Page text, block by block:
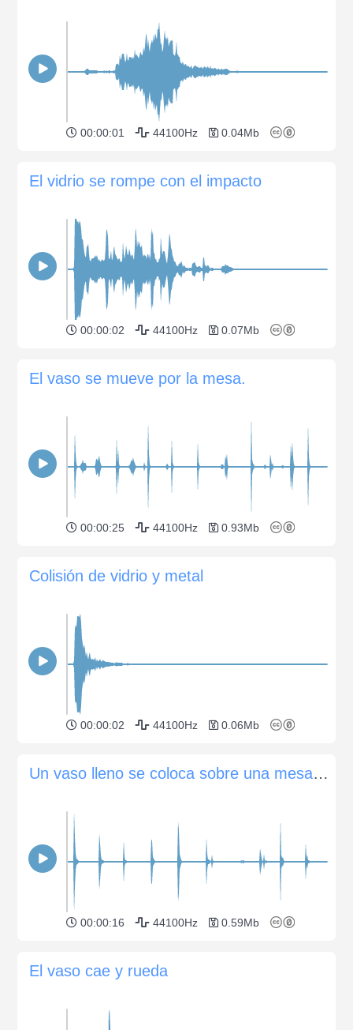
00:00:01 44100Hz 0.04Mb
El vidrio se rompe con el impacto
00:00:02 44100Hz 0.07Mb
El vaso se mueve por la mesa.
00:00:25 44100Hz 0.93Mb
Colisión de vidrio y metal
00:00:02 44100Hz 0.06Mb
Un vaso lleno se coloca sobre una mesa de madera.
00:00:16 44100Hz 0.59Mb
El vaso cae y rueda